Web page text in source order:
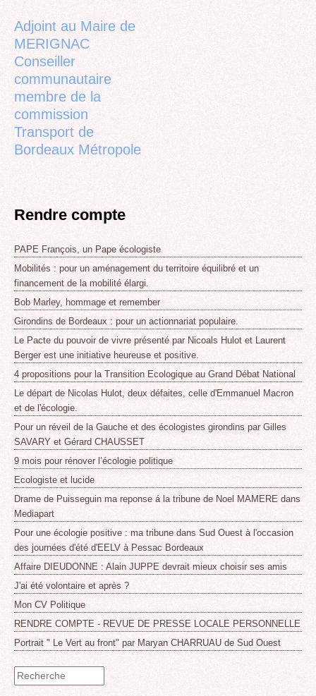
Adjoint au Maire de
MERIGNAC
Conseiller
communautaire
membre de la
commission
Transport de
Bordeaux Métropole
Rendre compte
PAPE François, un Pape écologiste
Mobilités : pour un aménagement du territoire équilibré et un
financement de la mobilité élargi.
Bob Marley, hommage et remember
Girondins de Bordeaux : pour un actionnariat populaire.
Le Pacte du pouvoir de vivre présenté par Nicoals Hulot et Laurent
Berger est une initiative heureuse et positive.
4 propositions pour la Transition Ecologique au Grand Débat National
Le départ de Nicolas Hulot, deux défaites, celle d'Emmanuel Macron
et de l'écologie.
Pour un réveil de la Gauche et des écologistes girondins par Gilles
SAVARY et Gérard CHAUSSET
9 mois pour rénover l’écologie politique
Ecologiste et lucide
Drame de Puisseguin ma reponse á la tribune de Noel MAMERE dans
Mediapart
Pour une écologie positive : ma tribune dans Sud Ouest à l'occasion
des journées d'été d'EELV à Pessac Bordeaux
Affaire DIEUDONNE : Alain JUPPE devrait mieux choisir ses amis
J'ai été volontaire et après ?
Mon CV Politique
RENDRE COMPTE - REVUE DE PRESSE LOCALE PERSONNELLE
Portrait " Le Vert au front" par Maryan CHARRUAU de Sud Ouest